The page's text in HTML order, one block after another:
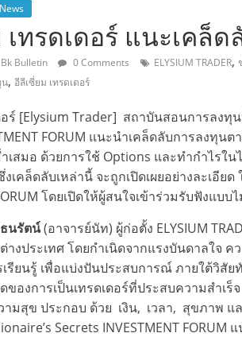
เทรดเดอร์ แนะเคล็
Bk Bulletin 0 Comments ELYSIUM TRADER,
น, อีลีเซี่ยม เทรดเดอร์
อร์ [Elysium Trader] สถาบันสอนการลงทุ
FORUM แนะนำเคล็ดลับการลงทุ
เสมอ ด้วยการใช้ Options และทำกำไรใ
เคล็ดลับเหล่านี้ จะถูกเปิดเผยอย่างละเอีย
โดยเปิดให้ผู้สนใจเข้าร่วมรับฟังแบบ
นรัตน์(อาจารย์นัท) ผู้ก่อตั้ง ELYSIUM
งประเทศ โดยกำเนิดจากแรงบันดาลใจ
รียนรู้ เพื่อแบ่งปันประสบการณ์ ภายใต้วิสั
ของการเป็นเทรดเดอร์ที่ประสบความสำเ
มสุข ประกอบ ด้วย เงิน, เวลา, สุขภาพ แ
Secrets INVESTMENT